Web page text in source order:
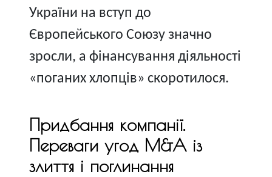
України на вступ до
Європейського Союзу значно
зросли, а фінансування діяльності
«поганих хлопців» скоротилося.
Придбання компанії.
Переваги угод M&A із
злиття і поглинання